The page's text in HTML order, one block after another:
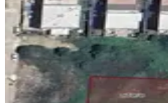
Merkez, Kazım
748 m²·18.984/m²·
14.200.000 ₺